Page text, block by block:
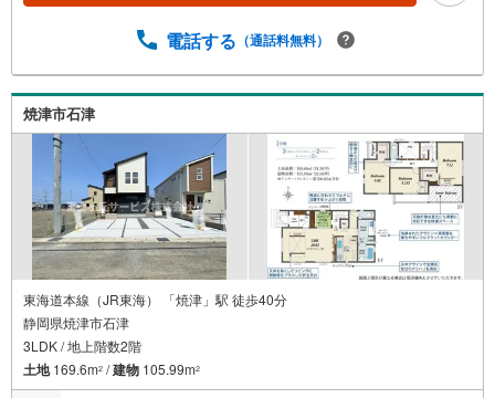
電話する （通話料無料）
焼津市石津
東海道本線（JR東海） 「焼津」駅 徒歩40分
静岡県焼津市石津
3LDK / 地上階数2階
土地169.6m2 /建物 105.99m2